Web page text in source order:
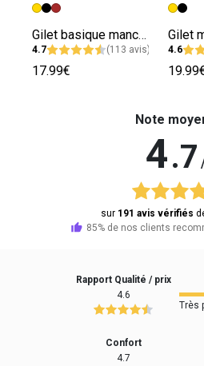
Gilet basique manches 3/4 femme
4.7 (113 avis)
17.99€
4.6
Note
4.7
sur 191 avis vérifiés
85% de nos clients
Rapport Qualité / prix
4.6
Très
Confort
4.7